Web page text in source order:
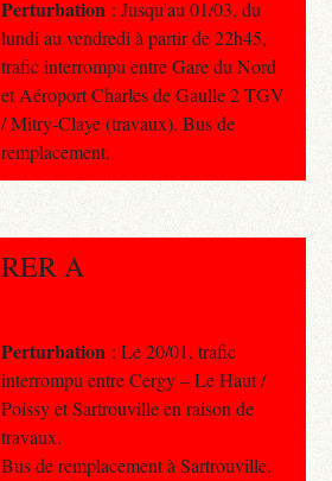
Perturbation : Jusqu'au 01/03, du
lundi au vendredi à partir de 22h45,
trafic interrompu entre Gare du Nord
et Aéroport Charles de Gaulle 2 TGV
/ Mitry-Claye (travaux). Bus de
remplacement.
RER A
Perturbation : Le 20/01, trafic
interrompu entre Cergy – Le Haut /
Poissy et Sartrouville en raison de
travaux.
Bus de remplacement à Sartrouville.